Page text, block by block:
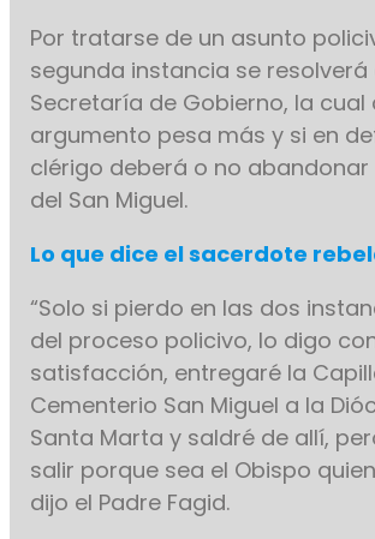
Por tratarse de un asunto
segunda instancia se resolverá
Secretaría de Gobierno, la cual
argumento pesa más y si en
clérigo deberá o no
del San Miguel.
Lo que dice el sacerdote
“Solo si pierdo en las dos
del proceso policivo, lo digo
satisfacción, entregaré la
Cementerio San Miguel a la
Santa Marta y saldré de allí,
salir porque sea el Obispo
dijo el Padre Fagid.